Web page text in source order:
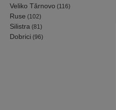
Veliko Tărnovo (116)
Ruse (102)
Silistra (81)
Dobrici (96)